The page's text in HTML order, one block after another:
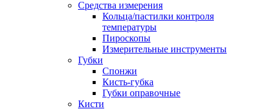
Средства измерения
Кольца/пастилки контроля
температуры
Пироскопы
Измерительные инструменты
Губки
Спонжи
Кисть-губка
Губки оправочные
Кисти